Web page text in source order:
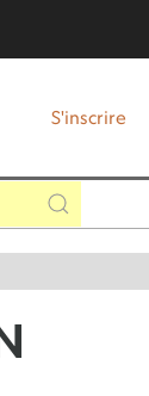
S'inscrire